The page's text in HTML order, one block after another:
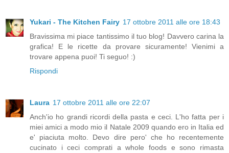
Yukari - The Kitchen Fairy 17 ottobre 2011 alle ore 18:43
Bravissima mi piace tantissimo il tuo blog! Davvero carina la
grafica! E le ricette da provare sicuramente! Vienimi a
trovare appena puoi! Ti seguo! :)
Rispondi
Laura 17 ottobre 2011 alle ore 22:07
Anch'io ho grandi ricordi della pasta e ceci. L'ho fatta per i
miei amici a modo mio il Natale 2009 quando ero in Italia ed
e' piaciuta molto. Devo dire pero' che ho recentemente
cucinato i ceci comprati a whole foods e sono rimasta